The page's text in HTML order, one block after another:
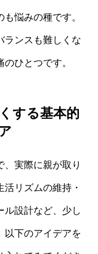
悩みの種です。
ランスも難しくな
ひとつです。
する基本的
実際に親が取り
リズムの維持・
ル設計など、少し
以下のアイデアを